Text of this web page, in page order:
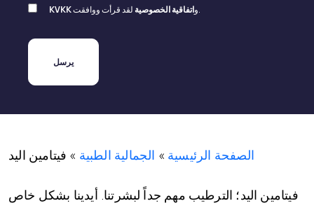
KVKK واتفاقية الخصوصية لقد قرأت ووافقت.
الصفحة الرئيسية » الجمالية الطبية » فيتامين اليد
فيتامين اليد؛ الترطيب مهم جداً لبشرتنا. أيدينا بشكل خاص